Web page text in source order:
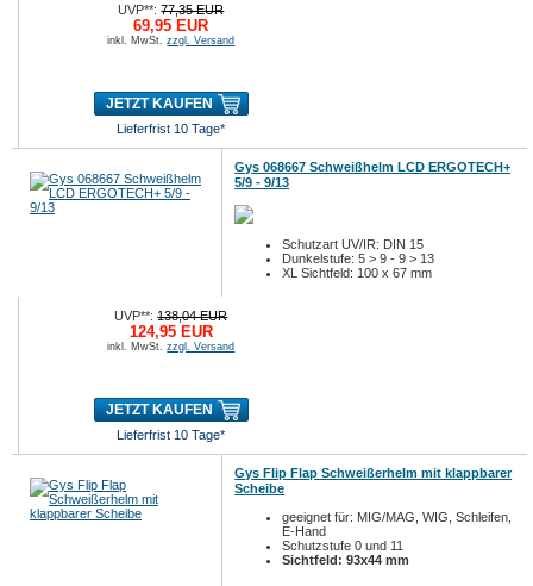
UVP**:77,35 EUR
69,95 EUR
inkl. MwSt.zzgl. Versand
JETZT KAUFEN
Lieferfrist 10 Tage*
Gys 068667 Schweißhelm LCD ERGOTECH+
5/9 - 9/13
Schutzart UV/IR: DIN 15
Dunkelstufe: 5 > 9 - 9 > 13
XL Sichtfeld: 100 x 67 mm
UVP**:138,04 EUR
124,95 EUR
inkl. MwSt.zzgl. Versand
JETZT KAUFEN
Lieferfrist 10 Tage*
Gys Flip Flap Schweißerhelm mit klappbarer
Scheibe
geeignet für: MIG/MAG, WIG, Schleifen,
E-Hand
Schutzstufe 0 und 11
Sichtfeld: 93x44 mm